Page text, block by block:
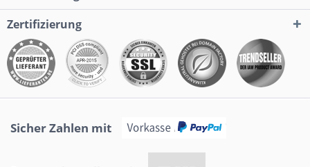
Zertifizierung
Sicher Zahlen mit